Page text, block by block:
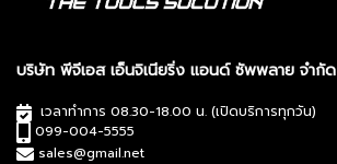
บริษัท พีจีเอส เอ็นจิเนียริ่ง แอนด์ ซัพพลาย จำกัด
เวลาทำการ 08.30-18.00 น. (เปิดบริการทุกวัน)
099-004-5555
sales@gmail.net